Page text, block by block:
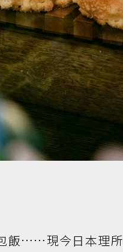
飯……現今日本理